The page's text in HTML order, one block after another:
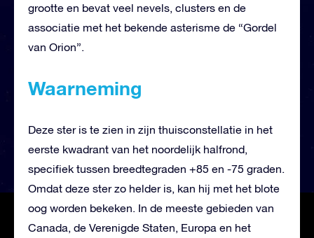
grootte en bevat veel nevels, clusters en de
associatie met het bekende asterisme de “Gordel
van Orion”.
Waarneming
Deze ster is te zien in zijn thuisconstellatie in het
eerste kwadrant van het noordelijk halfrond,
specifiek tussen breedtegraden +85 en -75 graden.
Omdat deze ster zo helder is, kan hij met het blote
oog worden bekeken. In de meeste gebieden van
Canada, de Verenigde Staten, Europa en het